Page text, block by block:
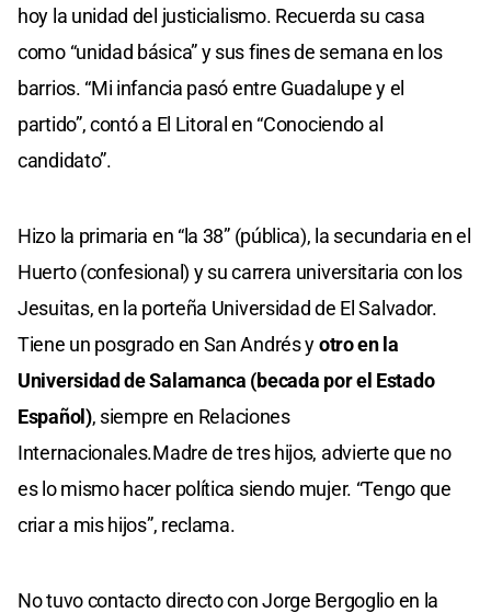
hoy la unidad del justicialismo. Recuerda su casa
como “unidad básica” y sus fines de semana en los
barrios. “Mi infancia pasó entre Guadalupe y el
partido”, contó a El Litoral en “Conociendo al
candidato”.
Hizo la primaria en “la 38” (pública), la secundaria en el
Huerto (confesional) y su carrera universitaria con los
Jesuitas, en la porteña Universidad de El Salvador.
Tiene un posgrado en San Andrés yotro en la
Universidad de Salamanca (becada por el Estado
Español), siempre en Relaciones
Internacionales.Madre de tres hijos, advierte que no
es lo mismo hacer política siendo mujer. “Tengo que
criar a mis hijos”, reclama.
No tuvo contacto directo con Jorge Bergoglio en la